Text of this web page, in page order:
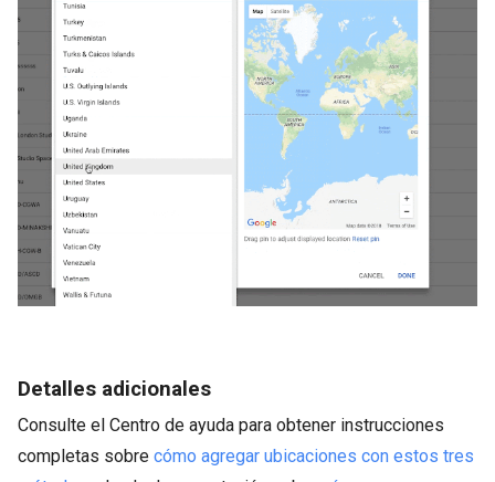
Detalles adicionales
Consulte el Centro de ayuda para obtener instrucciones
completas sobre cómo agregar ubicaciones con estos tres